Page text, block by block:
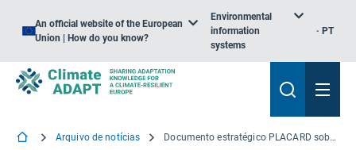
An official website of the European
Union | How do you know?
Environmental
information
systems
PT
Arquivo de notícias Documento estratégico PLACARD sobre a adaptação aos extremos: Principais informações para estabelecer uma ponte entre o ACC e a RRC no Pacto Ecológico Europeu